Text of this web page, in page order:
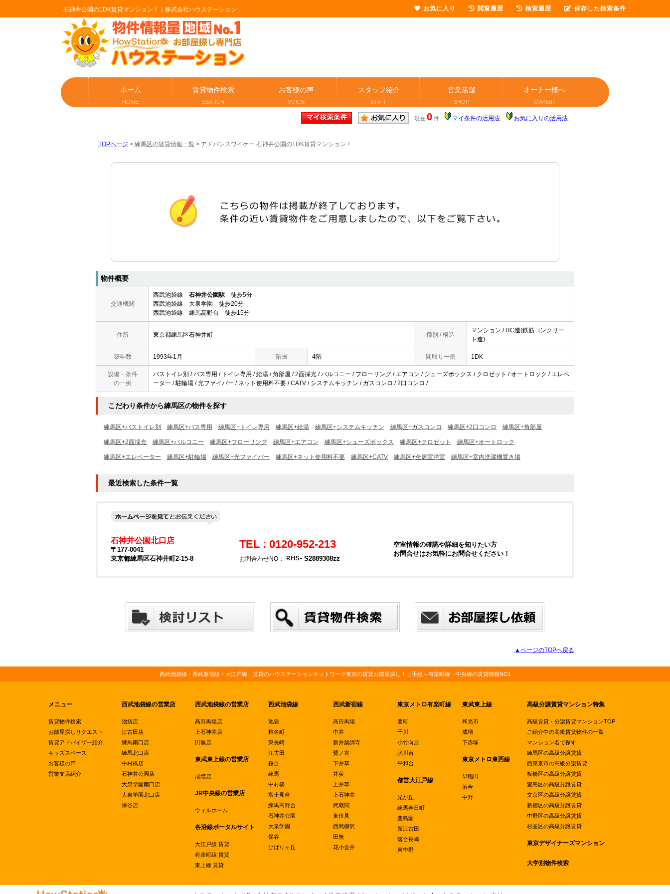
石神井公園の1DK賃貸マンション！｜株式会社ハウステーション
ホーム
HOME
賃貸物件検索
SEARCH
お客様の声
VOICE
スタッフ紹介
STAFF
営業店舗
SHOP
オーナー様へ
OWNER
現在 0 件 マイ条件の活用法 お気に入りの活用法
TOPページ > 練馬区の賃貸情報一覧 > アドバンスワイケー 石神井公園の1DK賃貸マンション！
物件概要
交通機関
西武池袋線 石神井公園駅 徒歩5分
西武池袋線 大泉学園 徒歩20分
西武池袋線 練馬高野台 徒歩15分
住所 東京都練馬区石神井町 種別 / 構造
マンション / RC造(鉄筋コンクリー
ト造)
築年数 1993年1月 階層 4階 間取り一例 1DK
設備・条件
の一例
バストイレ別 / バス専用 / トイレ専用 / 給湯 / 角部屋 / 2面採光 / バルコニー / フローリング / エアコン / シューズボックス / クロゼット / オートロック / エレベ
ーター / 駐輪場 / 光ファイバー / ネット使用料不要 / CATV / システムキッチン / ガスコンロ / 2口コンロ /
こだわり条件から練馬区の物件を探す
練馬区+バストイレ別 練馬区+バス専用 練馬区+トイレ専用 練馬区+給湯 練馬区+システムキッチン 練馬区+ガスコンロ 練馬区+2口コンロ 練馬区+角部屋
練馬区+2面採光 練馬区+バルコニー 練馬区+フローリング 練馬区+エアコン 練馬区+シューズボックス 練馬区+クロゼット 練馬区+オートロック
練馬区+エレベーター 練馬区+駐輪場 練馬区+光ファイバー 練馬区+ネット使用料不要 練馬区+CATV 練馬区+全居室洋室 練馬区+室内洗濯機置き場
最近検索した条件一覧
石神井公園北口店
〒177-0041
東京都練馬区石神井町2-15-8
TEL : 0120-952-213
お問合わせNO： S2889308zz
空室情報の確認や詳細を知りたい方
お問合せはお気軽にお問合せください！
▲ページのTOPへ戻る
西武池袋線・西武新宿線・大江戸線 賃貸のハウステーションネットワーク東京の賃貸お部屋探し！山手線～有楽町線・中央線の賃貸情報NO1
メニュー
賃貸物件検索
お部屋探しリクエスト
賃貸アドバイザー紹介
キッズスペース
お客様の声
営業支店紹介
西武池袋線の営業店
池袋店
江古田店
練馬南口店
練馬北口店
中村橋店
石神井公園店
大泉学園南口店
大泉学園北口店
保谷店
西武池袋線の営業店
高田馬場店
上石神井店
田無店
東武東上線の営業店
成増店
JR中央線の営業店
ウィルホーム
各沿線ポータルサイト
大江戸線 賃貸
有楽町線 賃貸
東上線 賃貸
西武池袋線
池袋
椎名町
東長崎
江古田
桜台
練馬
中村橋
富士見台
練馬高野台
石神井公園
大泉学園
保谷
ひばりヶ丘
西武新宿線
高田馬場
中井
新井薬師寺
鷺ノ宮
下井草
井荻
上井草
上石神井
武蔵関
東伏見
西武柳沢
田無
花小金井
東京メトロ有楽町線
要町
千川
小竹向原
氷川台
平和台
都営大江戸線
光が丘
練馬春日町
豊島園
新江古田
落合長崎
東中野
東武東上線
和光市
成増
下赤塚
東京メトロ東西線
早稲田
落合
中野
高級分譲賃貸マンション特集
高級賃貸・分譲賃貸マンションTOP
ご紹介中の高級賃貸物件の一覧
マンション名で探す
練馬区の高級分譲賃貸
西東京市の高級分譲賃貸
板橋区の高級分譲賃貸
豊島区の高級分譲賃貸
文京区の高級分譲賃貸
新宿区の高級分譲賃貸
中野区の高級分譲賃貸
杉並区の高級分譲賃貸
東京デザイナーズマンション
大学別物件検索
お気に入り 閲覧履歴 検索履歴 保存した検索条件